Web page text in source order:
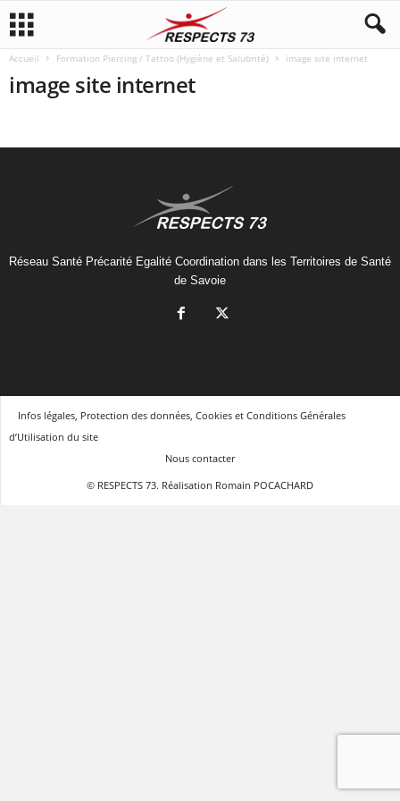
Accueil Formation Piercing / Tattoo (Hygiène et Salubrité) image site internet
image site internet
Réseau Santé Précarité Egalité Coordination dans les Territoires de Santé
de Savoie
Infos légales, Protection des données, Cookies et Conditions Générales
d’Utilisation du site
Nous contacter
© RESPECTS 73. Réalisation Romain POCACHARD